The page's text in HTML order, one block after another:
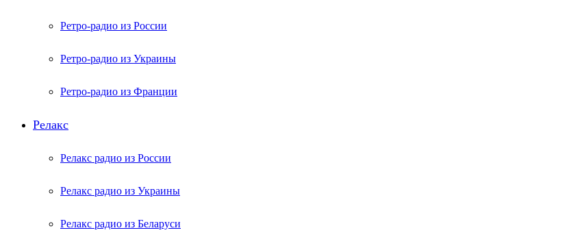
Ретро-радио из России
Ретро-радио из Украины
Ретро-радио из Франции
Релакс
Релакс радио из России
Релакс радио из Украины
Релакс радио из Беларуси